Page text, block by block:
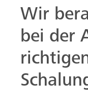
Wir
bei der